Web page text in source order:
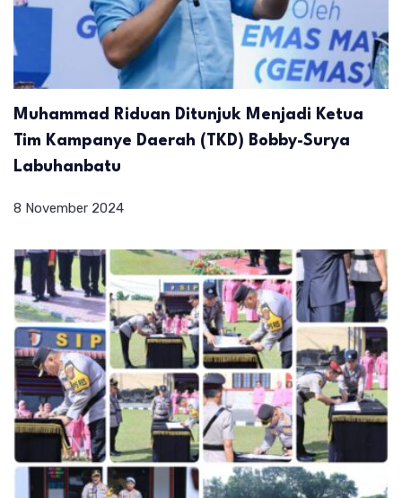
Muhammad Riduan Ditunjuk Menjadi Ketua
Tim Kampanye Daerah (TKD) Bobby-Surya
Labuhanbatu
8 November 2024